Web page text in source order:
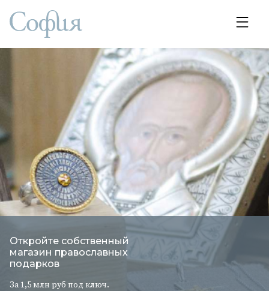
Откройте собственный
магазин православных
подарков
За 1,5 млн руб под ключ.